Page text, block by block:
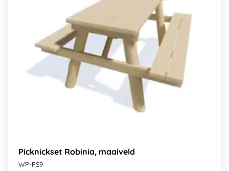
Picknickset Robinia, maaiveld
WP-PS9